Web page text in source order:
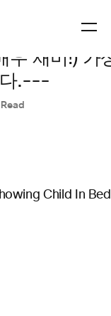
우 재미!) 가
다.---